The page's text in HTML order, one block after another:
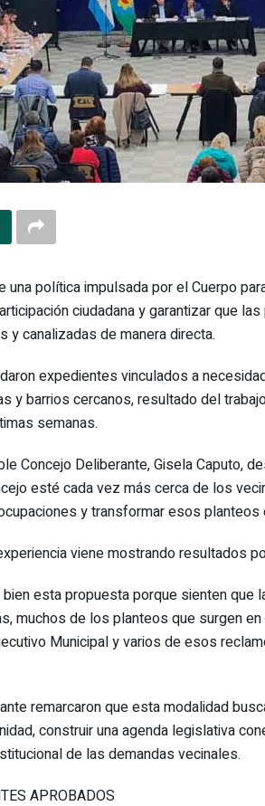
una política impulsada por el Cuerpo
ciudadana y garantizar que
y canalizadas de manera directa.
expedientes vinculados a
y barrios cercanos, resultado del
semanas.
Concejo Deliberante, Gisela Caputo,
esté cada vez más cerca de los
y transformar esos planteos
viene mostrando resultados
esta propuesta porque sienten que
muchos de los planteos que surgen
Municipal y varios de esos
remarcaron que esta modalidad
construir una agenda legislativa
de las demandas vecinales.
APROBADOS